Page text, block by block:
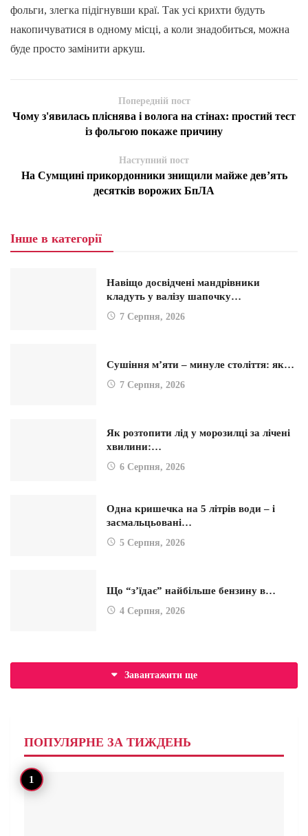
фольги, злегка підігнувши краї. Так усі крихти будуть
накопичуватися в одному місці, а коли знадобиться, можна
буде просто замінити аркуш.
Попередній пост
Чому з'явилась пліснява і волога на стінах: простий тест
із фольгою покаже причину
Наступний пост
На Сумщині прикордонники знищили майже дев’ять
десятків ворожих БпЛА
Інше в категорії
Навіщо досвідчені мандрівники
кладуть у валізу шапочку…
7 Серпня, 2026
Сушіння м’яти – минуле століття: як…
7 Серпня, 2026
Як розтопити лід у морозилці за лічені
хвилини:…
6 Серпня, 2026
Одна кришечка на 5 літрів води – і
засмальцьовані…
5 Серпня, 2026
Що “з’їдає” найбільше бензину в…
4 Серпня, 2026
Завантажити ще
ПОПУЛЯРНЕ ЗА ТИЖДЕНЬ